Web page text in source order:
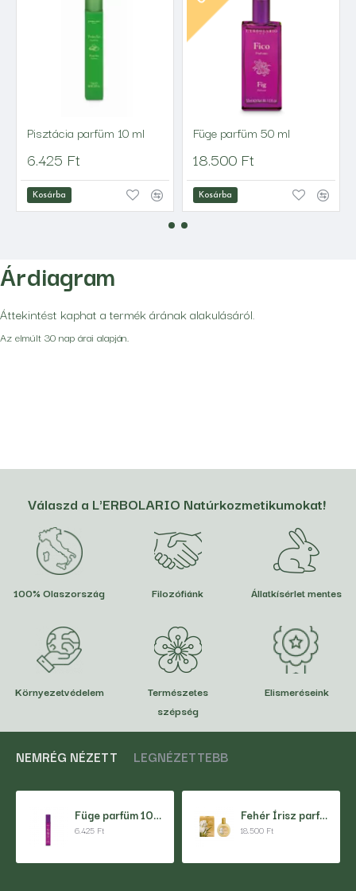
Pisztácia parfüm 10 ml
6.425 Ft
Kosárba
Füge parfüm 50 ml
18.500 Ft
Kosárba
Árdiagram
Áttekintést kaphat a termék árának alakulásáról.
Az elmúlt 30 nap árai alapján.
Válaszd a L'ERBOLARIO Natúrkozmetikumokat!
100% Olaszország Filozófiánk Állatkísérlet mentes
Környezetvédelem
Természetes
szépség
Elismeréseink
NEMRÉG NÉZETT LEGNÉZETTEBB
Füge parfüm 10 ml
6.425 Ft
Fehér Írisz parfüm 50 ml
18.500 Ft